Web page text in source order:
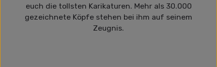
euch die tollsten Karikaturen. Mehr als 30.000
gezeichnete Köpfe stehen bei ihm auf seinem
Zeugnis.